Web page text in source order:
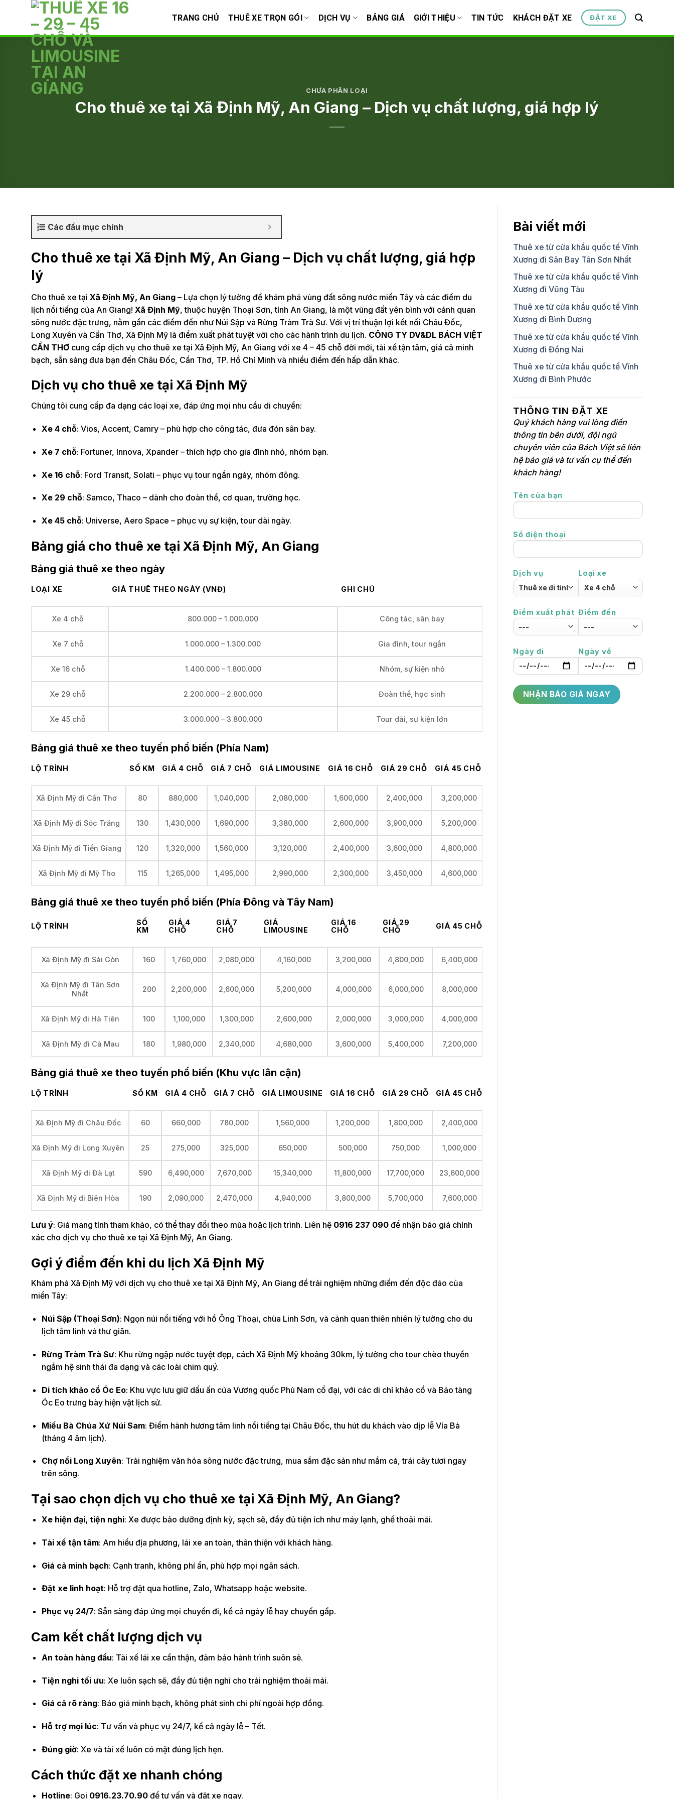
TRANG CHỦ THUÊ XE TRỌN GÓI DỊCH VỤ BẢNG GIÁ GIỚI THIỆU TIN TỨC KHÁCH ĐẶT XE ĐẶT XE
CHƯA PHÂN LOẠI
Cho thuê xe tại Xã Định Mỹ, An Giang – Dịch vụ chất lượng, giá hợp lý
Các đầu mục chính
Cho thuê xe tại Xã Định Mỹ, An Giang – Dịch vụ chất lượng, giá hợp
lý
Cho thuê xe tại Xã Định Mỹ, An Giang – Lựa chọn lý tưởng để khám phá vùng đất sông nước miền Tây và các điểm du
lịch nổi tiếng của An Giang! Xã Định Mỹ, thuộc huyện Thoại Sơn, tỉnh An Giang, là một vùng đất yên bình với cảnh quan
sông nước đặc trưng, nằm gần các điểm đến như Núi Sập và Rừng Tràm Trà Sư. Với vị trí thuận lợi kết nối Châu Đốc,
Long Xuyên và Cần Thơ, Xã Định Mỹ là điểm xuất phát tuyệt vời cho các hành trình du lịch. CÔNG TY DV&DL BÁCH VIỆT
CẦN THƠ cung cấp dịch vụ cho thuê xe tại Xã Định Mỹ, An Giang với xe 4 – 45 chỗ đời mới, tài xế tận tâm, giá cả minh
bạch, sẵn sàng đưa bạn đến Châu Đốc, Cần Thơ, TP. Hồ Chí Minh và nhiều điểm đến hấp dẫn khác.
Dịch vụ cho thuê xe tại Xã Định Mỹ
Chúng tôi cung cấp đa dạng các loại xe, đáp ứng mọi nhu cầu di chuyển:
Xe 4 chỗ: Vios, Accent, Camry – phù hợp cho công tác, đưa đón sân bay.
Xe 7 chỗ: Fortuner, Innova, Xpander – thích hợp cho gia đình nhỏ, nhóm bạn.
Xe 16 chỗ: Ford Transit, Solati – phục vụ tour ngắn ngày, nhóm đông.
Xe 29 chỗ: Samco, Thaco – dành cho đoàn thể, cơ quan, trường học.
Xe 45 chỗ: Universe, Aero Space – phục vụ sự kiện, tour dài ngày.
Bảng giá cho thuê xe tại Xã Định Mỹ, An Giang
Bảng giá thuê xe theo ngày
LOẠI XE GIÁ THUÊ THEO NGÀY (VNĐ) GHI CHÚ
Xe 4 chỗ 800.000 – 1.000.000 Công tác, sân bay
Xe 7 chỗ 1.000.000 – 1.300.000 Gia đình, tour ngắn
Xe 16 chỗ 1.400.000 – 1.800.000 Nhóm, sự kiện nhỏ
Xe 29 chỗ 2.200.000 – 2.800.000 Đoàn thể, học sinh
Xe 45 chỗ 3.000.000 – 3.800.000 Tour dài, sự kiện lớn
Bảng giá thuê xe theo tuyến phổ biến (Phía Nam)
LỘ TRÌNH SỐ KM GIÁ 4 CHỖ GIÁ 7 CHỖ GIÁ LIMOUSINE GIÁ 16 CHỖ GIÁ 29 CHỖ GIÁ 45 CHỖ
Xã Định Mỹ đi Cần Thơ 80 880,000 1,040,000 2,080,000 1,600,000 2,400,000 3,200,000
Xã Định Mỹ đi Sóc Trăng 130 1,430,000 1,690,000 3,380,000 2,600,000 3,900,000 5,200,000
Xã Định Mỹ đi Tiền Giang 120 1,320,000 1,560,000 3,120,000 2,400,000 3,600,000 4,800,000
Xã Định Mỹ đi Mỹ Tho 115 1,265,000 1,495,000 2,990,000 2,300,000 3,450,000 4,600,000
Bảng giá thuê xe theo tuyến phổ biến (Phía Đông và Tây Nam)
LỘ TRÌNH
SỐ
KM
GIÁ 4
CHỖ
GIÁ 7
CHỖ
GIÁ
LIMOUSINE
GIÁ 16
CHỖ
GIÁ 29
CHỖ
GIÁ 45 CHỖ
Xã Định Mỹ đi Sài Gòn 160 1,760,000 2,080,000 4,160,000 3,200,000 4,800,000 6,400,000
Xã Định Mỹ đi Tân Sơn
Nhất
200 2,200,000 2,600,000 5,200,000 4,000,000 6,000,000 8,000,000
Xã Định Mỹ đi Hà Tiên 100 1,100,000 1,300,000 2,600,000 2,000,000 3,000,000 4,000,000
Xã Định Mỹ đi Cà Mau 180 1,980,000 2,340,000 4,680,000 3,600,000 5,400,000 7,200,000
Bảng giá thuê xe theo tuyến phổ biến (Khu vực lân cận)
LỘ TRÌNH SỐ KM GIÁ 4 CHỖ GIÁ 7 CHỖ GIÁ LIMOUSINE GIÁ 16 CHỖ GIÁ 29 CHỖ GIÁ 45 CHỖ
Xã Định Mỹ đi Châu Đốc 60 660,000 780,000 1,560,000 1,200,000 1,800,000 2,400,000
Xã Định Mỹ đi Long Xuyên 25 275,000 325,000 650,000 500,000 750,000 1,000,000
Xã Định Mỹ đi Đà Lạt 590 6,490,000 7,670,000 15,340,000 11,800,000 17,700,000 23,600,000
Xã Định Mỹ đi Biên Hòa 190 2,090,000 2,470,000 4,940,000 3,800,000 5,700,000 7,600,000
Lưu ý: Giá mang tính tham khảo, có thể thay đổi theo mùa hoặc lịch trình. Liên hệ 0916 237 090 để nhận báo giá chính
xác cho dịch vụ cho thuê xe tại Xã Định Mỹ, An Giang.
Gợi ý điểm đến khi du lịch Xã Định Mỹ
Khám phá Xã Định Mỹ với dịch vụ cho thuê xe tại Xã Định Mỹ, An Giang để trải nghiệm những điểm đến độc đáo của
miền Tây:
Núi Sập (Thoại Sơn): Ngọn núi nổi tiếng với hồ Ông Thoại, chùa Linh Sơn, và cảnh quan thiên nhiên lý tưởng cho du
lịch tâm linh và thư giãn.
Rừng Tràm Trà Sư: Khu rừng ngập nước tuyệt đẹp, cách Xã Định Mỹ khoảng 30km, lý tưởng cho tour chèo thuyền
ngắm hệ sinh thái đa dạng và các loài chim quý.
Di tích khảo cổ Óc Eo: Khu vực lưu giữ dấu ấn của Vương quốc Phù Nam cổ đại, với các di chỉ khảo cổ và Bảo tàng
Óc Eo trưng bày hiện vật lịch sử.
Miếu Bà Chúa Xứ Núi Sam: Điểm hành hương tâm linh nổi tiếng tại Châu Đốc, thu hút du khách vào dịp lễ Vía Bà
(tháng 4 âm lịch).
Chợ nổi Long Xuyên: Trải nghiệm văn hóa sông nước đặc trưng, mua sắm đặc sản như mắm cá, trái cây tươi ngay
trên sông.
Tại sao chọn dịch vụ cho thuê xe tại Xã Định Mỹ, An Giang?
Xe hiện đại, tiện nghi: Xe được bảo dưỡng định kỳ, sạch sẽ, đầy đủ tiện ích như máy lạnh, ghế thoải mái.
Tài xế tận tâm: Am hiểu địa phương, lái xe an toàn, thân thiện với khách hàng.
Giá cả minh bạch: Cạnh tranh, không phí ẩn, phù hợp mọi ngân sách.
Đặt xe linh hoạt: Hỗ trợ đặt qua hotline, Zalo, Whatsapp hoặc website.
Phục vụ 24/7: Sẵn sàng đáp ứng mọi chuyến đi, kể cả ngày lễ hay chuyến gấp.
Cam kết chất lượng dịch vụ
An toàn hàng đầu: Tài xế lái xe cẩn thận, đảm bảo hành trình suôn sẻ.
Tiện nghi tối ưu: Xe luôn sạch sẽ, đầy đủ tiện nghi cho trải nghiệm thoải mái.
Giá cả rõ ràng: Báo giá minh bạch, không phát sinh chi phí ngoài hợp đồng.
Hỗ trợ mọi lúc: Tư vấn và phục vụ 24/7, kể cả ngày lễ – Tết.
Đúng giờ: Xe và tài xế luôn có mặt đúng lịch hẹn.
Cách thức đặt xe nhanh chóng
Hotline: Gọi 0916.23.70.90để tư vấn và đặt xe ngay.
Bài viết mới
Thuê xe từ cửa khẩu quốc tế Vĩnh
Xương đi Sân Bay Tân Sơn Nhất
Thuê xe từ cửa khẩu quốc tế Vĩnh
Xương đi Vũng Tàu
Thuê xe từ cửa khẩu quốc tế Vĩnh
Xương đi Bình Dương
Thuê xe từ cửa khẩu quốc tế Vĩnh
Xương đi Đồng Nai
Thuê xe từ cửa khẩu quốc tế Vĩnh
Xương đi Bình Phước
THÔNG TIN ĐẶT XE
Quý khách hàng vui lòng điền
thông tin bên dưới, đội ngũ
chuyên viên của Bách Việt sẽ liên
hệ báo giá và tư vấn cụ thể đến
khách hàng!
Tên của bạn
Số điện thoại
Dịch vụ Loại xe
Điểm xuất phát Điểm đến
Ngày đi Ngày về